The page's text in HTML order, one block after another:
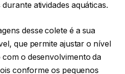
atividades aquáticas.
desse colete é a sua
que permite ajustar o nível
o desenvolvimento da
conforme os pequenos